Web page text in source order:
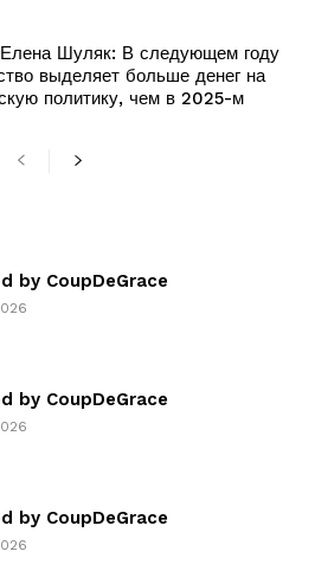
Шуляк: В следующем году
выделяет больше денег на
политику, чем в 2025-м
by CoupDeGrace
by CoupDeGrace
by CoupDeGrace